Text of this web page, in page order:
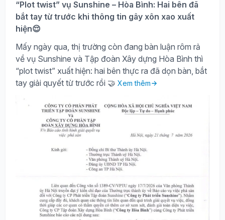
“Plot twist” vụ Sunshine – Hòa Bình: Hai bên đã
bắt tay từ trước khi thông tin gây xôn xao xuất
hiện😌
Mấy ngày qua, thị trường còn đang bàn luận rôm rả
về vụ Sunshine và Tập đoàn Xây dựng Hòa Bình thì
“plot twist” xuất hiện: hai bên thực ra đã dọn bàn, bắt
tay giải quyết từ trước rồi 🤝 Xem thêm